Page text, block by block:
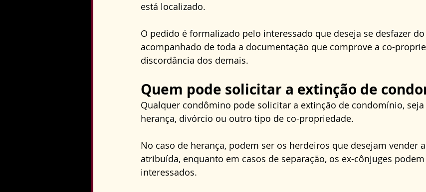
está localizado.
O pedido é formalizado pelo interessado que deseja se desfazer
acompanhado de toda a documentação que comprove a co-
discordância dos demais.
Quem pode solicitar a extinção de
Qualquer condômino pode solicitar a extinção de condomínio, seja
herança, divórcio ou outro tipo de co-propriedade.
No caso de herança, podem ser os herdeiros que desejam vender
atribuída, enquanto em casos de separação, os ex-cônjuges
interessados.